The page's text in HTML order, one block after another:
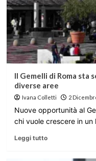
Il Gemelli di Roma sta
diverse aree
Ivana Colletti 2
Nuove opportunità al
chi vuole crescere in
Leggi tutto